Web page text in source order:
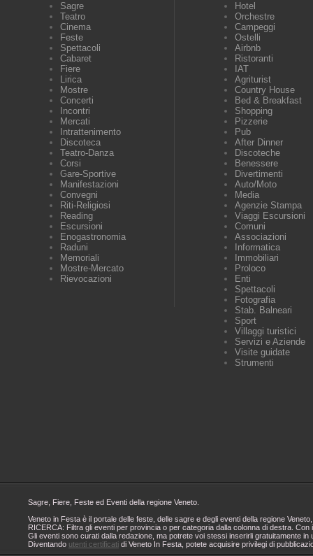
Sagre
Teatro
Cinema
Feste
Spettacoli
Cabaret
Fiere
Lirica
Mostre
Concerti
Incontri
Mercati
Intrattenimento
Discoteca
Teatro-Danza
Corsi
Gare-Sportive
Manifestazioni
Convegni
Riti-Religiosi
Reading
Escursioni
Enogastronomia
Raduni
Memoriali
Mostre-Mercato
Rievocazioni
Hotel
Orchestre
Campeggi
Ostelli
Airbnb
Ristoranti
IAT
Agriturist
Country House
Bed & Breakfast
Shopping
Pizzerie
Pub
After Dinner
Discoteche
Benessere
Divertimenti
Auto/Moto
Media
Agenzie Stampa
Viaggi Escursioni
Comuni
Associazioni
Informatica
Immobiliari
Proloco
Enti
Spettacoli
Fotografia
Stab. Balneari
Sport
Villaggi turistici
Servizi e Aziende
Visite guidate
Strumenti
Sagre, Fiere, Feste ed Eventi della regione Veneto.
Veneto in Festa è il portale delle feste, delle sagre e degli eventi della regione
RICERCA: Filtra gli eventi per provincia o per categoria dalla colonna di destra.
Gli eventi sono curati dalla redazione, ma potrete voi stessi inserirli gratuitamente
Diventando utenti certificati di Veneto In Festa, potete acquisire privilegi di